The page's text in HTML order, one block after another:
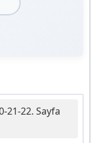
21-22. Sayfa